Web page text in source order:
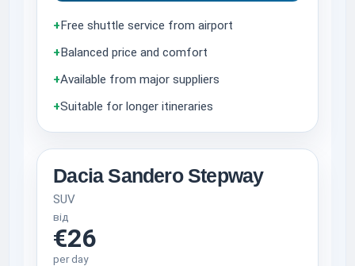
+Free shuttle service from airport
+Balanced price and comfort
+Available from major suppliers
+Suitable for longer itineraries
Dacia Sandero Stepway
SUV
від
€26
per day